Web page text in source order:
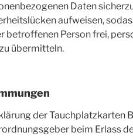
Daten
aufweisen,
betroffenen Person frei,
übermitteln.
der Tauchplatzkarten
beim Erlass